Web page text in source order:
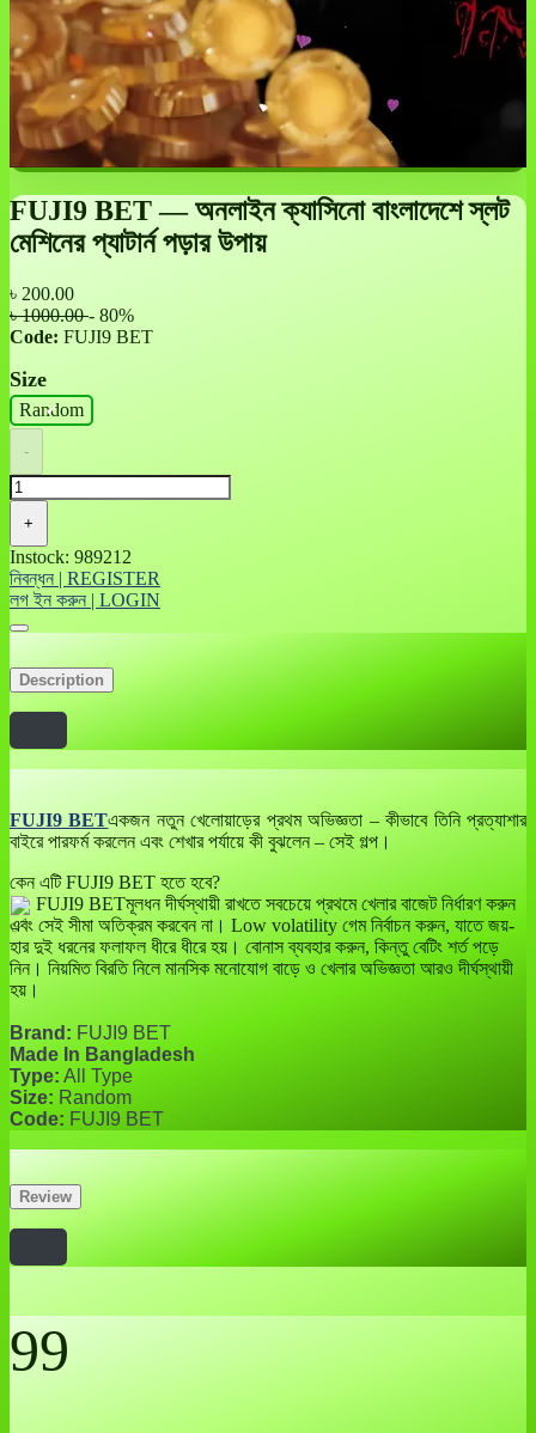
FUJI9 BET — অনলাইন ক্যাসিনো বাংলাদেশে স্লট
মেশিনের প্যাটার্ন পড়ার উপায়
৳ 200.00
৳ 1000.00- 80%
Code: FUJI9 BET
Size
Random
-
+
Instock: 989212
নিবন্ধন | REGISTER
লগ ইন করুন | LOGIN
Description
FUJI9 BETএকজন নতুন খেলোয়াড়ের প্রথম অভিজ্ঞতা – কীভাবে তিনি প্রত্যাশার
বাইরে পারফর্ম করলেন এবং শেখার পর্যায়ে কী বুঝলেন – সেই গল্প।
কেন এটি FUJI9 BET হতে হবে?
FUJI9 BETমূলধন দীর্ঘস্থায়ী রাখতে সবচেয়ে প্রথমে খেলার বাজেট নির্ধারণ করুন
এবং সেই সীমা অতিক্রম করবেন না। Low volatility গেম নির্বাচন করুন, যাতে জয়-
হার দুই ধরনের ফলাফল ধীরে ধীরে হয়। বোনাস ব্যবহার করুন, কিন্তু বেটিং শর্ত পড়ে
নিন। নিয়মিত বিরতি নিলে মানসিক মনোযোগ বাড়ে ও খেলার অভিজ্ঞতা আরও দীর্ঘস্থায়ী
হয়।
Brand: FUJI9 BET
Made In Bangladesh
Type: All Type
Size: Random
Code: FUJI9 BET
Review
99